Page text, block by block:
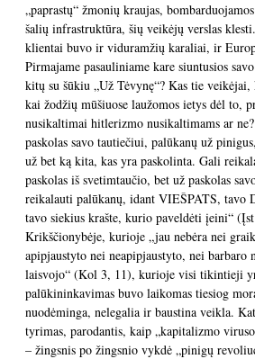
„paprastų“ žmonių kraujas,
šalių infrastruktūra, šių veikėjų verslas
klientai buvo ir viduramžių karaliai, ir
Pirmajame pasauliniame kare siuntusios
kitų su šūkiu „Už Tėvynę“? Kas tie
kai žodžių mūšiuose laužomos ietys dėl to,
nusikaltimai hitlerizmo nusikaltimams ar
paskolas savo tautiečiui, palūkanų už
už bet ką kita, kas yra paskolinta. Gali
paskolas iš svetimtaučio, bet už paskolas
reikalauti palūkanų, idant VIEŠPATS, tavo
tavo siekius krašte, kurio paveldėti įeini“
Krikščionybėje, kurioje „jau nebėra nei
apipjaustyto nei neapipjaustyto, nei barbaro
laisvojo“ (Kol 3, 11), kurioje visi tikintieji
palūkininkavimas buvo laikomas tiesiog
nuodėminga, nelegalia ir baustina veikla.
tyrimas, parodantis, kaip „kapitalizmo
– žingsnis po žingsnio vykdė „pinigų